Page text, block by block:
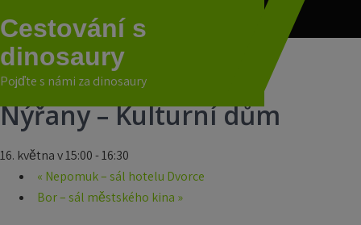
to
content
Cestování s
dinosaury
Pojďte s námi za dinosaury
« Všechny Akce
akce již proběhla.
Nýřany – Kulturní dům
16. května v 15:00-16:30
« Nepomuk – sál hotelu Dvorce
Bor – sál městského kina »